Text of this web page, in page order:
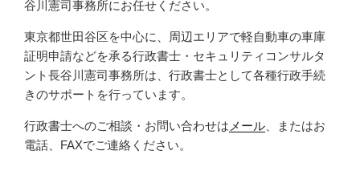
谷川憲司事務所にお任せください。
東京都世田谷区を中心に、周辺エリアで軽自動車の車庫
証明申請などを承る行政書士・セキュリティコンサルタ
ント長谷川憲司事務所は、行政書士として各種行政手続
きのサポートを行っています。
行政書士へのご相談・お問い合わせは メール 、またはお
電話、FAXでご連絡ください。